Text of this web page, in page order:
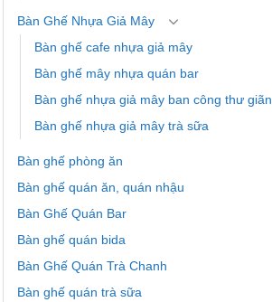
Bàn Ghế Nhựa Giả Mây
Bàn ghế cafe nhựa giả mây
Bàn ghế mây nhựa quán bar
Bàn ghế nhựa giả mây ban công thư giãn
Bàn ghế nhựa giả mây trà sữa
Bàn ghế phòng ăn
Bàn ghế quán ăn, quán nhậu
Bàn Ghế Quán Bar
Bàn ghế quán bida
Bàn Ghế Quán Trà Chanh
Bàn ghế quán trà sữa